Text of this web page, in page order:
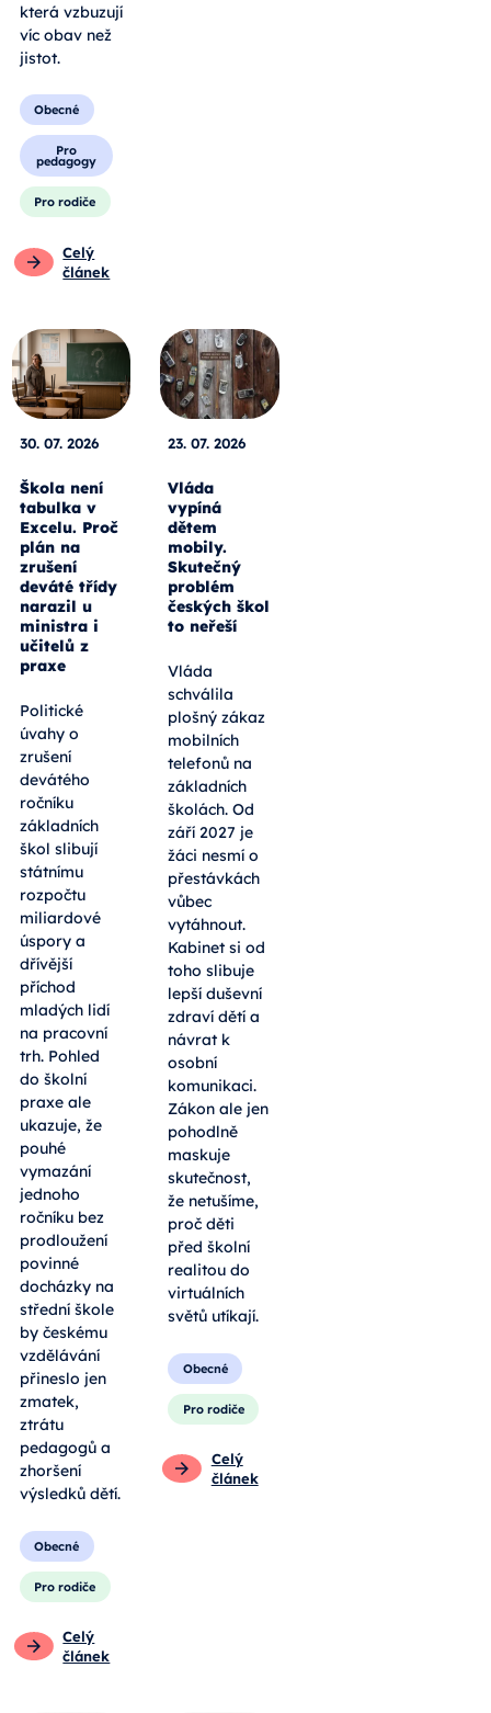
která vzbuzují
víc obav než
jistot.
Obecné
Pro
pedagogy
Pro rodiče
Celý
článek
30. 07. 2026
Škola není
tabulka v
Excelu. Proč
plán na
zrušení
deváté třídy
narazil u
ministra i
učitelů z
praxe
Politické
úvahy o
zrušení
devátého
ročníku
základních
škol slibují
státnímu
rozpočtu
miliardové
úspory a
dřívější
příchod
mladých lidí
na pracovní
trh. Pohled
do školní
praxe ale
ukazuje, že
pouhé
vymazání
jednoho
ročníku bez
prodloužení
povinné
docházky na
střední škole
by českému
vzdělávání
přineslo jen
zmatek,
ztrátu
pedagogů a
zhoršení
výsledků dětí.
Obecné
Pro rodiče
Celý
článek
23. 07. 2026
Vláda
vypíná
dětem
mobily.
Skutečný
problém
českých škol
to neřeší
Vláda
schválila
plošný zákaz
mobilních
telefonů na
základních
školách. Od
září 2027 je
žáci nesmí o
přestávkách
vůbec
vytáhnout.
Kabinet si od
toho slibuje
lepší duševní
zdraví dětí a
návrat k
osobní
komunikaci.
Zákon ale jen
pohodlně
maskuje
skutečnost,
že netušíme,
proč děti
před školní
realitou do
virtuálních
světů utíkají.
Obecné
Pro rodiče
Celý
článek